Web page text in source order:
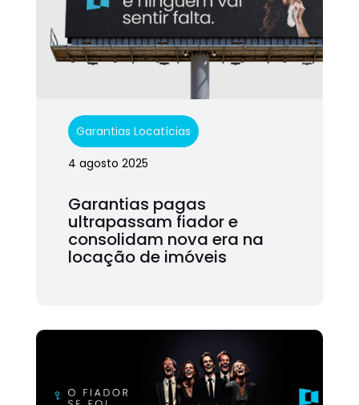
Garantias Locatícias
4 agosto 2025
Garantias pagas
ultrapassam fiador e
consolidam nova era na
locação de imóveis